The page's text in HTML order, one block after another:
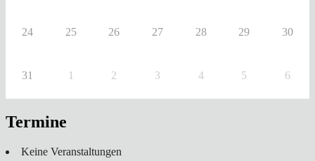
24 25 26 27 28 29 30
31 1 2 3 4 5 6
Termine
Keine Veranstaltungen